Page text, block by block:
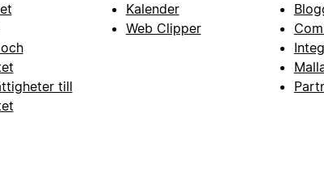
till
Kalender
Web Clipper